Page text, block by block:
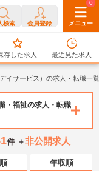
検索 会員登録 メニュー
0
存した求人
0
最近見た求人
イサービス）の求人・転職一覧
・福祉の求人・転職
件 ＋非公開求人
年収順